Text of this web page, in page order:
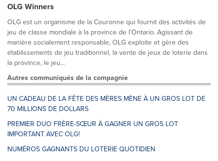
OLG Winners
OLG est un organisme de la Couronne qui fournit des activités de
jeu de classe mondiale à la province de l’Ontario. Agissant de
manière socialement responsable, OLG exploite et gère des
établissements de jeu traditionnel, la vente de jeux de loterie dans
la province, le jeu...
Autres communiqués de la compagnie
UN CADEAU DE LA FÊTE DES MÈRES MÈNE À UN GROS LOT DE
70 MILLIONS DE DOLLARS
PREMIER DUO FRÈRE-SŒUR À GAGNER UN GROS LOT
IMPORTANT AVEC OLG!
NUMÉROS GAGNANTS DU LOTERIE QUOTIDIEN